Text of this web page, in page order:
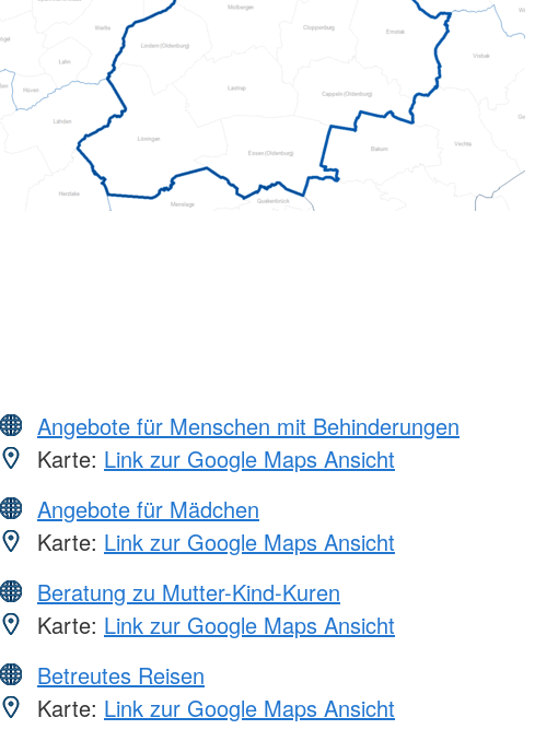
Angebote für Menschen mit Behinderungen
Karte: Link zur Google Maps Ansicht
Angebote für Mädchen
Karte: Link zur Google Maps Ansicht
Beratung zu Mutter-Kind-Kuren
Karte: Link zur Google Maps Ansicht
Betreutes Reisen
Karte: Link zur Google Maps Ansicht